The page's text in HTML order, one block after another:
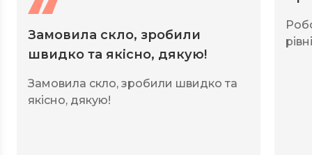
Замовила скло, зробили
швидко та якісно, дякую!
Замовила скло, зробили швидко та
якісно, дякую!